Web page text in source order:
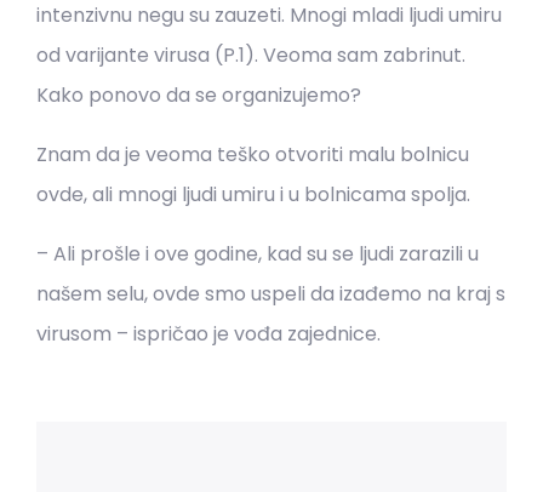
intenzivnu negu su zauzeti. Mnogi mladi ljudi umiru
od varijante virusa (P.1). Veoma sam zabrinut.
Kako ponovo da se organizujemo?
Znam da je veoma teško otvoriti malu bolnicu
ovde, ali mnogi ljudi umiru i u bolnicama spolja.
– Ali prošle i ove godine, kad su se ljudi zarazili u
našem selu, ovde smo uspeli da izađemo na kraj s
virusom – ispričao je vođa zajednice.